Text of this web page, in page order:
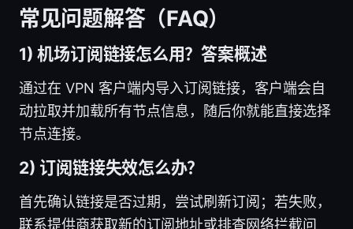
常见问题解答（FAQ）
1) 机场订阅链接怎么用？答案概述
通过在 VPN 客户端内导入订阅链接，客户端会自
动拉取并加载所有节点信息，随后你就能直接选择
节点连接。
2) 订阅链接失效怎么办？
首先确认链接是否过期，尝试刷新订阅；若失败，
联系提供商获取新的订阅地址或排查网络拦截问